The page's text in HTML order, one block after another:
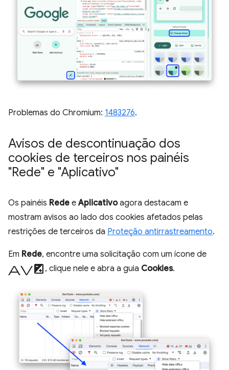
Problemas do Chromium: 1483276.
Avisos de descontinuação dos
cookies de terceiros nos painéis
"Rede" e "Aplicativo"
Os painéis Rede eAplicativoagora destacam e
mostram avisos ao lado dos cookies afetados pelas
restrições de terceiros da Proteção antirrastreamento.
Em Rede, encontre uma solicitação com um ícone de
aviso , clique nele e abra a guia Cookies.